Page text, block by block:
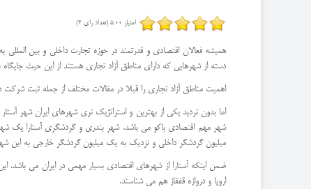
امتیاز 5.00 (تعداد رای 2)
همیشه فعالان اقتصادی و قدرتمند در حوزه تجارت داخلی و بین
دسته از شهرهایی که دارای مناطق آزاد تجاری هستند از این حیث جایگاه
اهمیت مناطق آزاد تجاری را قبلا در مقالات مختلف از جمله ثبت شرکت
اما بدون تردید یکی از بهترین و استراتژیک تری شهرهای ایران شهر
میلیون گردشگر داخلی و نزدیک به یک میلیون گردشگر خارجی به این شهر
ضمن اینکه آستارا از شهرهای اقتصادی بسیار مهمی در ایران می باشد.
اروپا و دروازه قفقاز هم می شناسند.